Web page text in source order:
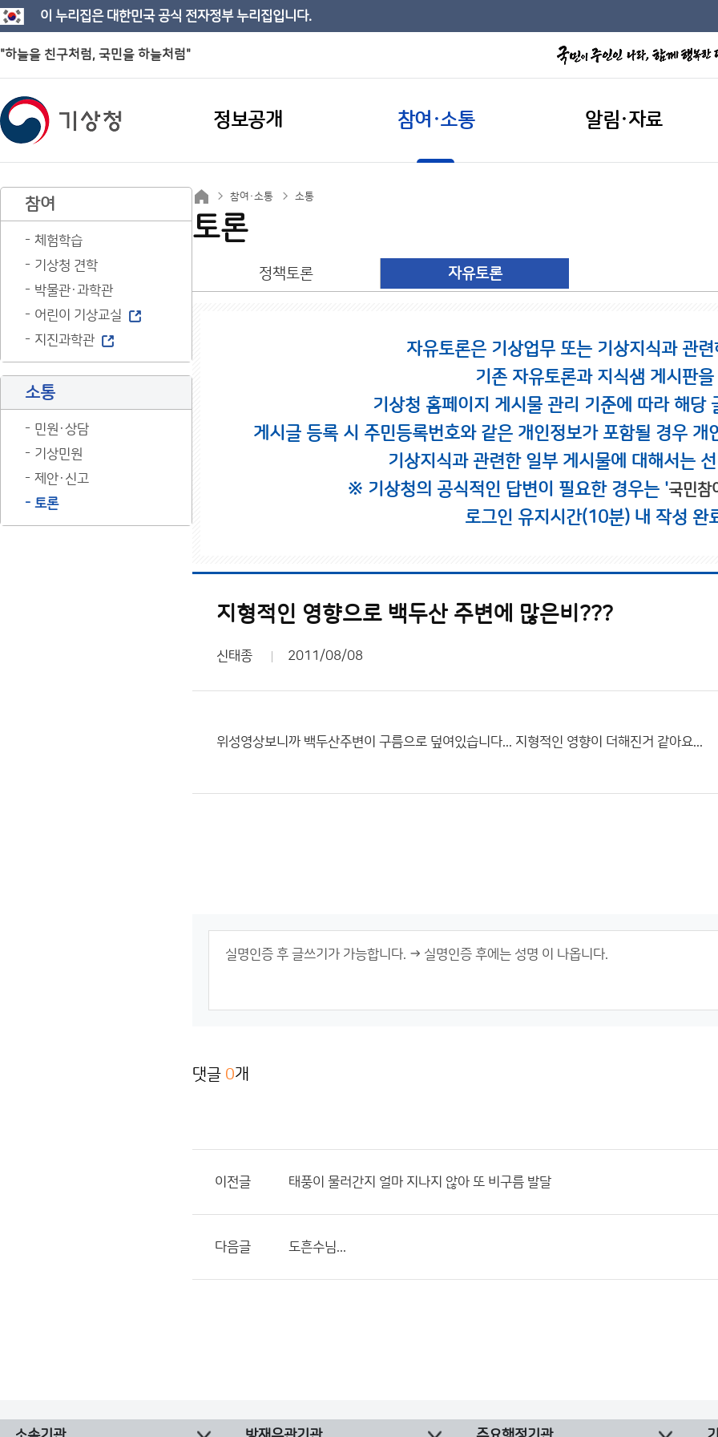
이 누리집은 대한민국 공식 전자정부 누리집입니다.
"하늘을 친구처럼, 국민을 하늘처럼"
정보공개 참여·소통 알림·자료
참여
체험학습
기상청 견학
박물관·과학관
어린이 기상교실
지진과학관
소통
민원·상담
기상민원
제안·신고
토론
참여·소통 소통
토론
정책토론 자유토론
자유토론은 기상업무 또는 기상지식과 관
기존 자유토론과 지식샘 게시판
기상청 홈페이지 게시물 관리 기준에 따라 해당
게시글 등록 시 주민등록번호와 같은 개인정보가 포함될 경우
기상지식과 관련한 일부 게시물에 대해서는
※ 기상청의 공식적인 답변이 필요한 경우는 '국민참
로그인 유지시간(10분) 내 작성 완
지형적인 영향으로 백두산 주변에 많은비???
신태종 2011/08/08
위성영상보니까 백두산주변이 구름으로 덮여있습니다... 지형적인 영향이 더해진거 같아요...
댓글 0개
이전글 태풍이 물러간지 얼마 지나지 않아 또 비구름 발달
다음글 도흔수님...